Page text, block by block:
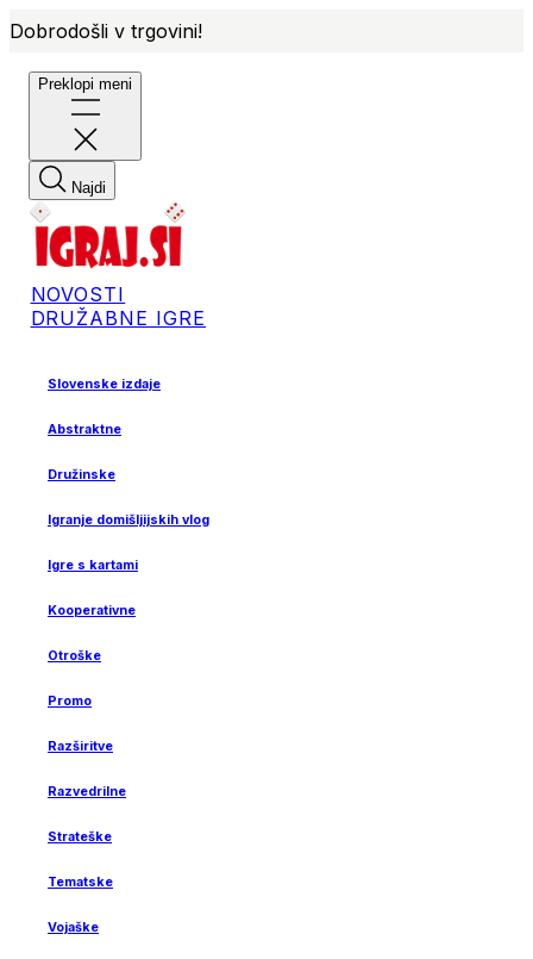
Dobrodošli v trgovini!
Preklopi meni
Najdi
NOVOSTI
DRUŽABNE IGRE
Slovenske izdaje
Abstraktne
Družinske
Igranje domišljijskih vlog
Igre s kartami
Kooperativne
Otroške
Promo
Razširitve
Razvedrilne
Strateške
Tematske
Vojaške